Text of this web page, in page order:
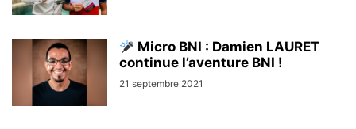
Micro BNI : Damien LAURET
continue l’aventure BNI !
21 septembre 2021